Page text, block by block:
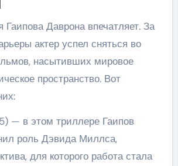
Даврона впечатляет. За
актер успел сняться во
насытивших мировое
пространство. Вот
— в этом триллере Гаипов
роль Дэвида Миллса,
для которого работа стала